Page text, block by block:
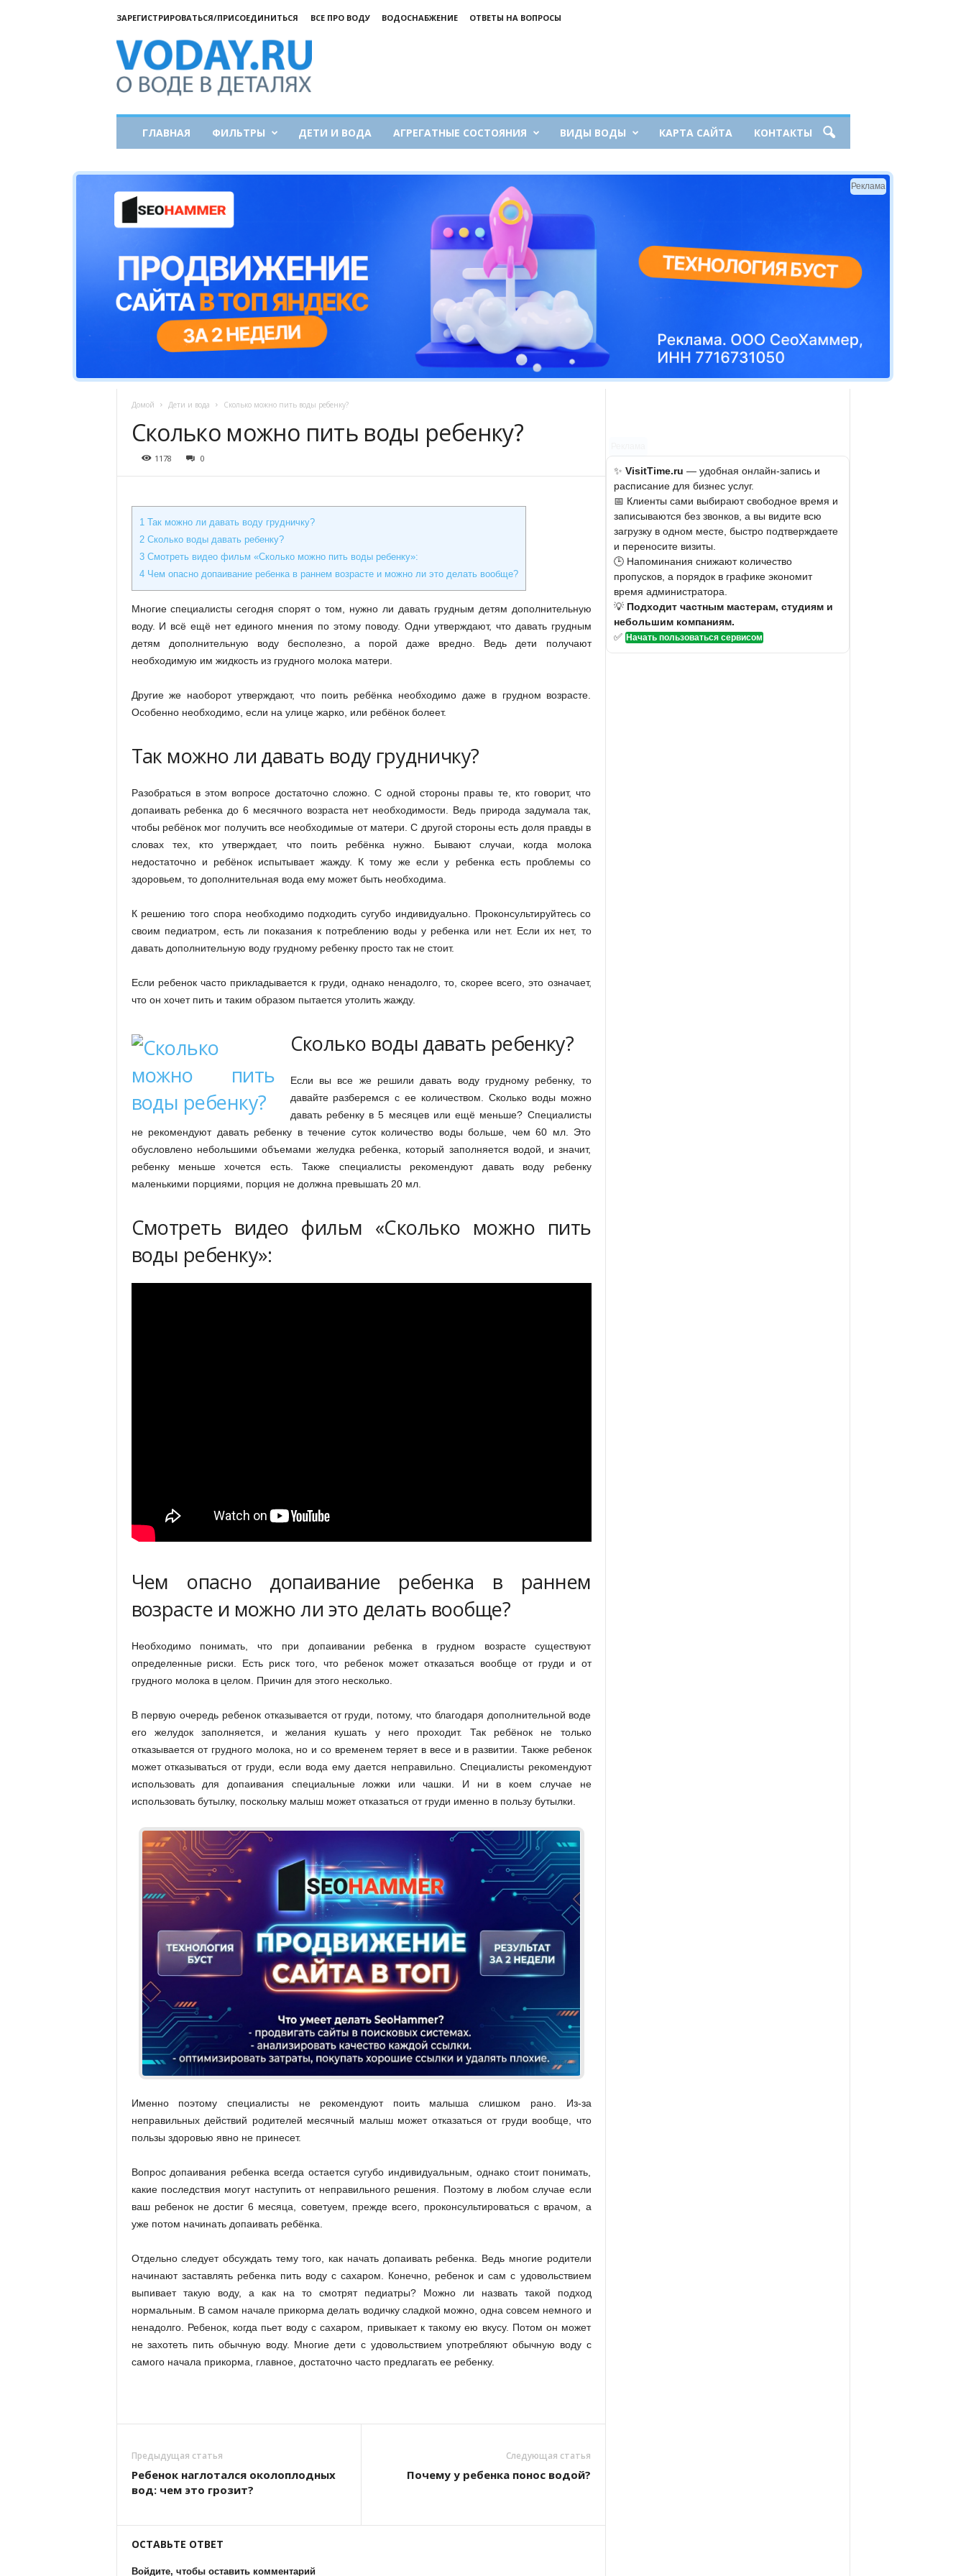
ЗАРЕГИСТРИРОВАТЬСЯ/ПРИСОЕДИНИТЬСЯ ВСЕ ПРО ВОДУ ВОДОСНАБЖЕНИЕ
ОТВЕТЫ НА ВОПРОСЫ
о
воде
ГЛАВНАЯ ФИЛЬТРЫ ДЕТИ И ВОДА АГРЕГАТНЫЕ СОСТОЯНИЯ ВИДЫ ВОДЫ КАРТА САЙТА КОНТАКТЫ
Реклама
Домой Дети и вода Сколько можно пить воды ребенку?
Сколько можно пить воды ребенку?
1178 0
1Так можно ли давать воду грудничку?
2Сколько воды давать ребенку?
3Смотреть видео фильм «Сколько можно пить воды ребенку»:
4Чем опасно допаивание ребенка в раннем возрасте и можно ли это делать вообще?
Многие специалисты сегодня спорят о том, нужно ли давать грудным детям дополнительную
воду. И всё ещё нет единого мнения по этому поводу. Одни утверждают, что давать грудным
детям дополнительную воду бесполезно, а порой даже вредно. Ведь дети получают
необходимую им жидкость из грудного молока матери.
Другие же наоборот утверждают, что поить ребёнка необходимо даже в грудном возрасте.
Особенно необходимо, если на улице жарко, или ребёнок болеет.
Так можно ли давать воду грудничку?
Разобраться в этом вопросе достаточно сложно. С одной стороны правы те, кто говорит, что
допаивать ребенка до 6 месячного возраста нет необходимости. Ведь природа задумала так,
чтобы ребёнок мог получить все необходимые от матери. С другой стороны есть доля правды в
словах тех, кто утверждает, что поить ребёнка нужно. Бывают случаи, когда молока
недостаточно и ребёнок испытывает жажду. К тому же если у ребенка есть проблемы со
здоровьем, то дополнительная вода ему может быть необходима.
К решению того спора необходимо подходить сугубо индивидуально. Проконсультируйтесь со
своим педиатром, есть ли показания к потреблению воды у ребенка или нет. Если их нет, то
давать дополнительную воду грудному ребенку просто так не стоит.
Если ребенок часто прикладывается к груди, однако ненадолго, то, скорее всего, это означает,
что он хочет пить и таким образом пытается утолить жажду.
Сколько воды давать ребенку?
Если вы все же решили давать воду грудному ребенку, то
давайте разберемся с ее количеством. Сколько воды можно
давать ребенку в 5 месяцев или ещё меньше? Специалисты
не рекомендуют давать ребенку в течение суток количество воды больше, чем 60 мл. Это
обусловлено небольшими объемами желудка ребенка, который заполняется водой, и значит,
ребенку меньше хочется есть. Также специалисты рекомендуют давать воду ребенку
маленькими порциями, порция не должна превышать 20 мл.
Смотреть видео фильм «Сколько можно пить
воды ребенку»:
Чем опасно допаивание ребенка в раннем
возрасте и можно ли это делать вообще?
Необходимо понимать, что при допаивании ребенка в грудном возрасте существуют
определенные риски. Есть риск того, что ребенок может отказаться вообще от груди и от
грудного молока в целом. Причин для этого несколько.
В первую очередь ребенок отказывается от груди, потому, что благодаря дополнительной воде
его желудок заполняется, и желания кушать у него проходит. Так ребёнок не только
отказывается от грудного молока, но и со временем теряет в весе и в развитии. Также ребенок
может отказываться от груди, если вода ему дается неправильно. Специалисты рекомендуют
использовать для допаивания специальные ложки или чашки. И ни в коем случае не
использовать бутылку, поскольку малыш может отказаться от груди именно в пользу бутылки.
Реклама
Именно поэтому специалисты не рекомендуют поить малыша слишком рано. Из-за
неправильных действий родителей месячный малыш может отказаться от груди вообще, что
пользы здоровью явно не принесет.
Вопрос допаивания ребенка всегда остается сугубо индивидуальным, однако стоит понимать,
какие последствия могут наступить от неправильного решения. Поэтому в любом случае если
ваш ребенок не достиг 6 месяца, советуем, прежде всего, проконсультироваться с врачом, а
уже потом начинать допаивать ребёнка.
Отдельно следует обсуждать тему того, как начать допаивать ребенка. Ведь многие родители
начинают заставлять ребенка пить воду с сахаром. Конечно, ребенок и сам с удовольствием
выпивает такую воду, а как на то смотрят педиатры? Можно ли назвать такой подход
нормальным. В самом начале прикорма делать водичку сладкой можно, одна совсем немного и
ненадолго. Ребенок, когда пьет воду с сахаром, привыкает к такому ею вкусу. Потом он может
не захотеть пить обычную воду. Многие дети с удовольствием употребляют обычную воду с
самого начала прикорма, главное, достаточно часто предлагать ее ребенку.
Предыдущая статья
Ребенок наглотался околоплодных
вод: чем это грозит?
Следующая статья
Почему у ребенка понос водой?
ОСТАВЬТЕ ОТВЕТ
Войдите, чтобы оставить комментарий
✨ VisitTime.ru — удобная онлайн-запись и
расписание для бизнес услуг.
📅 Клиенты сами выбирают свободное время и
записываются без звонков, а вы видите всю
загрузку в одном месте, быстро подтверждаете
и переносите визиты.
🕒 Напоминания снижают количество
пропусков, а порядок в графике экономит
время администратора.
💡 Подходит частным мастерам, студиям и
небольшим компаниям.
✅ Начать пользоваться сервисом